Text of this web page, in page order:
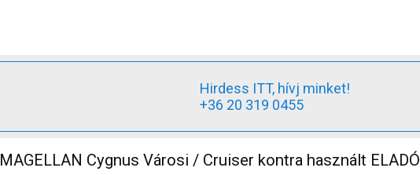
Hirdess ITT, hívj minket!
+36 20 319 0455
MAGELLAN Cygnus Városi / Cruiser kontra használt ELADÓ